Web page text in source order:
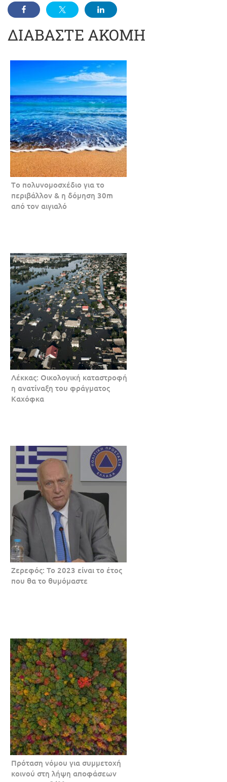
ΔΙΑΒΑΣΤΕ ΑΚΟΜΗ
Tο πολυνομοσχέδιο για το
περιβάλλον & η δόμηση 30m
από τον αιγιαλό
Λέκκας: Οικολογική καταστροφή
η ανατίναξη του φράγματος
Καχόφκα
Ζερεφός: Το 2023 είναι το έτος
που θα το θυμόμαστε
Πρόταση νόμου για συμμετοχή
κοινού στη λήψη αποφάσεων